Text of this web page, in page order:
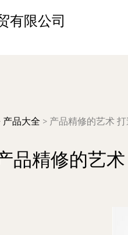
有限公司
产品大全 > 产品精修的艺术
品精修的艺